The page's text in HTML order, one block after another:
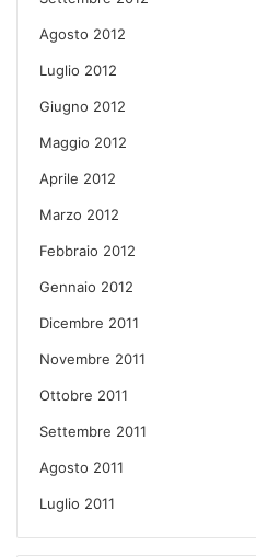
Agosto 2012
Luglio 2012
Giugno 2012
Maggio 2012
Aprile 2012
Marzo 2012
Febbraio 2012
Gennaio 2012
Dicembre 2011
Novembre 2011
Ottobre 2011
Settembre 2011
Agosto 2011
Luglio 2011